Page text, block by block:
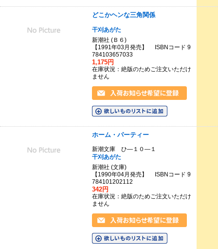
どこかヘンな三角関係
干刈あがた
新潮社 (Ｂ６)
【1991年03月発売】 ISBNコード 9
784103657033
1,175円
在庫状況：絶版のためご注文いただけ
ません
ホーム・パーティー
新潮文庫 ひ―１０―１
干刈あがた
新潮社 (文庫)
【1990年04月発売】 ISBNコード 9
784101202112
342円
在庫状況：絶版のためご注文いただけ
ません